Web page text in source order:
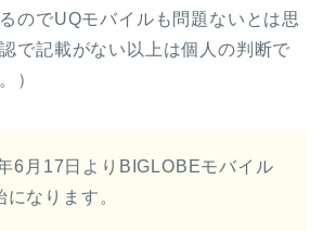
のでUQモバイルも問題ないとは思
で記載がない以上は個人の判断で
）
6月17日よりBIGLOBEモバイル
なります。